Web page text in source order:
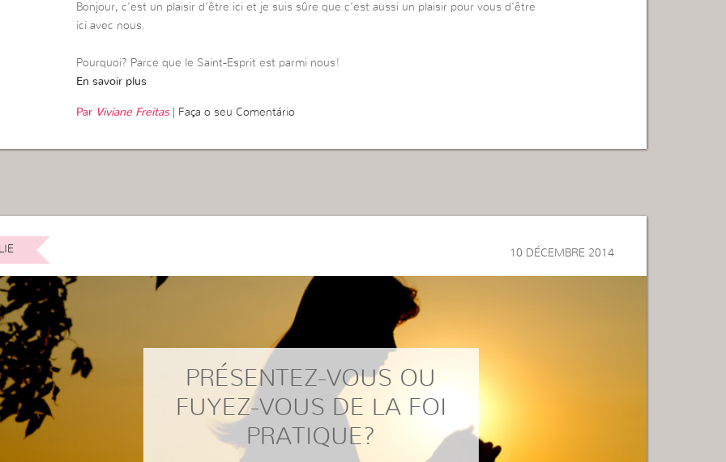
Bonjour, c’est un plaisir d’être ici et je suis sûre que c’est aussi un plaisir pour vous d’être
ici avec nous.
Pourquoi? Parce que le Saint-Esprit est parmi nous!
En savoir plus
Par Viviane Freitas| Faça o seu Comentário
10 DÉCEMBRE 2014
PRÉSENTEZ-VOUS OU
FUYEZ-VOUS DE LA FOI
PRATIQUE?